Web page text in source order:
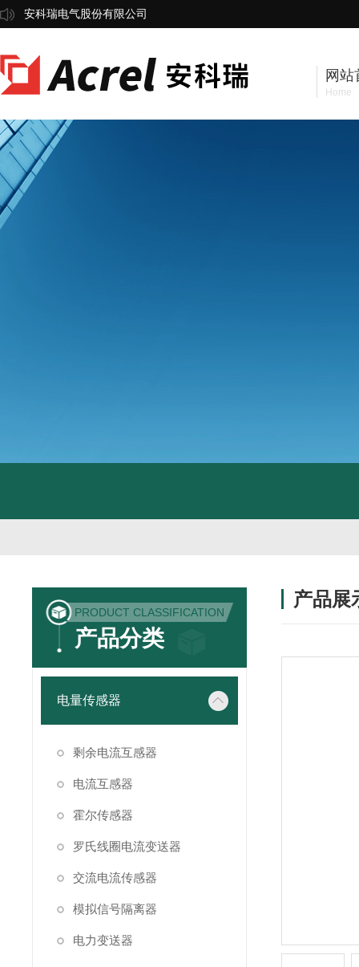
安科瑞电气股份有限公司
网站
Home
产品展
PRODUCT CLASSIFICATION
产品分类
电量传感器
剩余电流互感器
电流互感器
霍尔传感器
罗氏线圈电流变送器
交流电流传感器
模拟信号隔离器
电力变送器